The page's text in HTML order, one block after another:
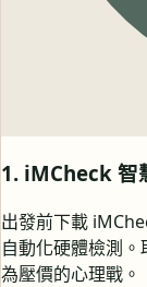
1. iMCheck 智
出發前下載
自動化硬體檢測
為壓價的心理戰。